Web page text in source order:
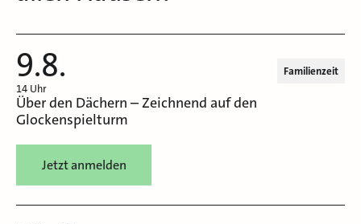
9.8.
14 Uhr
Familienzeit
Über den Dächern – Zeichnend auf den
Glockenspielturm
Jetzt anmelden